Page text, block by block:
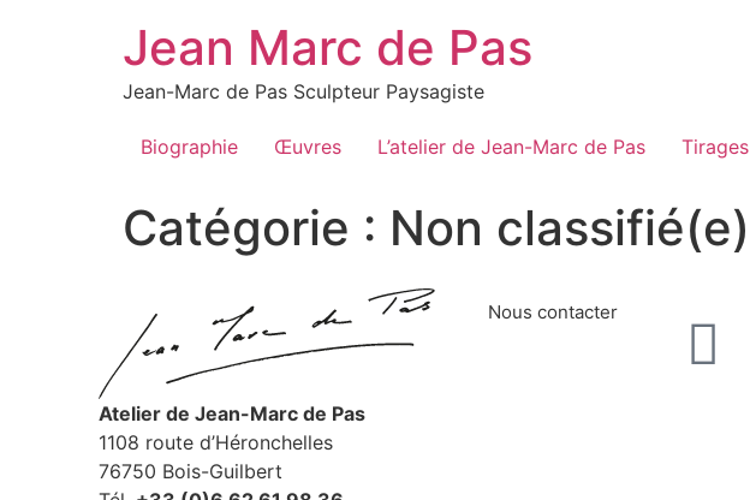
Jean Marc de Pas
Jean-Marc de Pas Sculpteur Paysagiste
Biographie Œuvres L’atelier de Jean-Marc de Pas Tirages
Catégorie : Non classifié(e)
Atelier de Jean-Marc de Pas
1108 route d’Héronchelles
76750 Bois-Guilbert
Nous contacter